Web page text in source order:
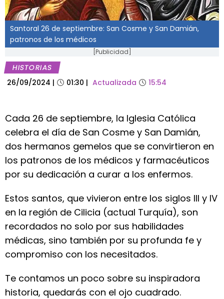
Santoral 26 de septiembre: San Cosme y San Damián,
patronos de los médicos
[Publicidad]
HISTORIAS
26/09/2024 | 01:30 | Actualizada 15:54
Cada 26 de septiembre, la Iglesia Católica
celebra el día de San Cosme y San Damián,
dos hermanos gemelos que se convirtieron en
los patronos de los médicos y farmacéuticos
por su dedicación a curar a los enfermos.
Estos santos, que vivieron entre los siglos III y IV
en la región de Cilicia (actual Turquía), son
recordados no solo por sus habilidades
médicas, sino también por su profunda fe y
compromiso con los necesitados.
Te contamos un poco sobre su inspiradora
historia, quedarás con el ojo cuadrado.